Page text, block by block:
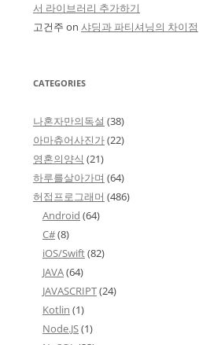
서 라이브러리 추가하기
고건주 on 샤딩과 파티셔닝의 차이점
CATEGORIES
나혼자만의독설 (38)
아마츄어사진가(22)
영혼의양식 (21)
하루를살아가며 (64)
허접프로그래머 (486)
Android (64)
C#(8)
iOS/Swift(82)
JAVA(64)
JAVASCRIPT(24)
Kotlin (1)
Node.JS(1)